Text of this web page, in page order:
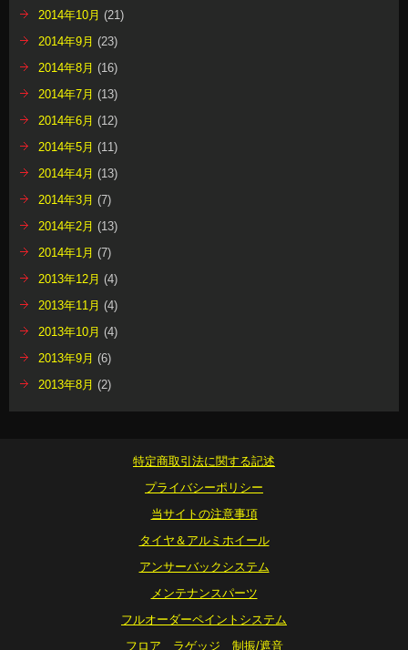
2014年10月 (21)
2014年9月 (23)
2014年8月 (16)
2014年7月 (13)
2014年6月 (12)
2014年5月 (11)
2014年4月 (13)
2014年3月 (7)
2014年2月 (13)
2014年1月 (7)
2013年12月 (4)
2013年11月 (4)
2013年10月 (4)
2013年9月 (6)
2013年8月 (2)
特定商取引法に関する記述
プライバシーポリシー
当サイトの注意事項
タイヤ＆アルミホイール
アンサーバックシステム
メンテナンスパーツ
フルオーダーペイントシステム
フロア ラゲッジ 制振/遮音